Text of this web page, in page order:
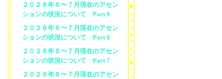
２０２６年６〜７月現在のアセン
ションの状況について Part 9
２０２６年６〜７月現在のアセン
ションの状況について Part 8
２０２６年６〜７月現在のアセン
ションの状況について Part 7
２０２６年６〜７月現在のアセン